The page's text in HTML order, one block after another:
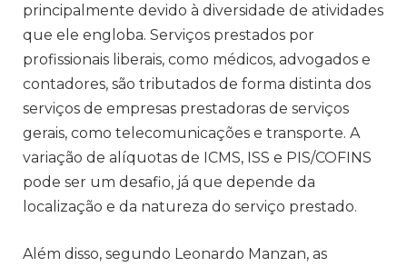
principalmente devido à diversidade de atividades
que ele engloba. Serviços prestados por
profissionais liberais, como médicos, advogados e
contadores, são tributados de forma distinta dos
serviços de empresas prestadoras de serviços
gerais, como telecomunicações e transporte. A
variação de alíquotas de ICMS, ISS e PIS/COFINS
pode ser um desafio, já que depende da
localização e da natureza do serviço prestado.
Além disso, segundo Leonardo Manzan, as